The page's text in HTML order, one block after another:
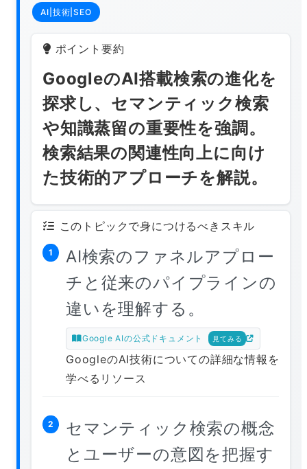
AI|技術|SEO
ポイント要約
GoogleのAI搭載検索の進化を
探求し、セマンティック検索
や知識蒸留の重要性を強調。
検索結果の関連性向上に向け
た技術的アプローチを解説。
このトピックで身につけるべきスキル
1
AI検索のファネルアプロー
チと従来のパイプラインの
違いを理解する。
Google AIの公式ドキュメント 見てみる
GoogleのAI技術についての詳細な情報を
学べるリソース
2
セマンティック検索の概念
とユーザーの意図を把握す